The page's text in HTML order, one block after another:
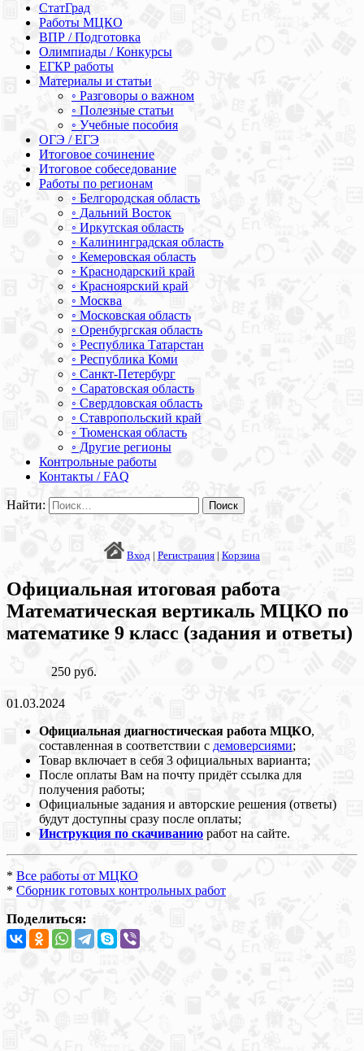
СтатГрад
Работы МЦКО
ВПР / Подготовка
Олимпиады / Конкурсы
ЕГКР работы
Материалы и статьи
◦ Разговоры о важном
◦ Полезные статьи
◦ Учебные пособия
ОГЭ / ЕГЭ
Итоговое сочинение
Итоговое собеседование
Работы по регионам
◦ Белгородская область
◦ Дальний Восток
◦ Иркутская область
◦ Калининградская область
◦ Кемеровская область
◦ Краснодарский край
◦ Красноярский край
◦ Москва
◦ Московская область
◦ Оренбургская область
◦ Республика Татарстан
◦ Республика Коми
◦ Санкт-Петербург
◦ Саратовская область
◦ Свердловская область
◦ Ставропольский край
◦ Тюменская область
◦ Другие регионы
Контрольные работы
Контакты / FAQ
Найти:
Вход | Регистрация | Корзина
Официальная итоговая работа
Математическая вертикаль МЦКО по
математике 9 класс (задания и ответы)
250 руб.
01.03.2024
Официальная диагностическая работа МЦКО,
составленная в соответствии с демоверсиями;
Товар включает в себя 3 официальных варианта;
После оплаты Вам на почту придёт ссылка для
получения работы;
Официальные задания и авторские решения (ответы)
будут доступны сразу после оплаты;
Инструкция по скачиванию работ на сайте.
* Все работы от МЦКО
* Сборник готовых контрольных работ
Поделиться: